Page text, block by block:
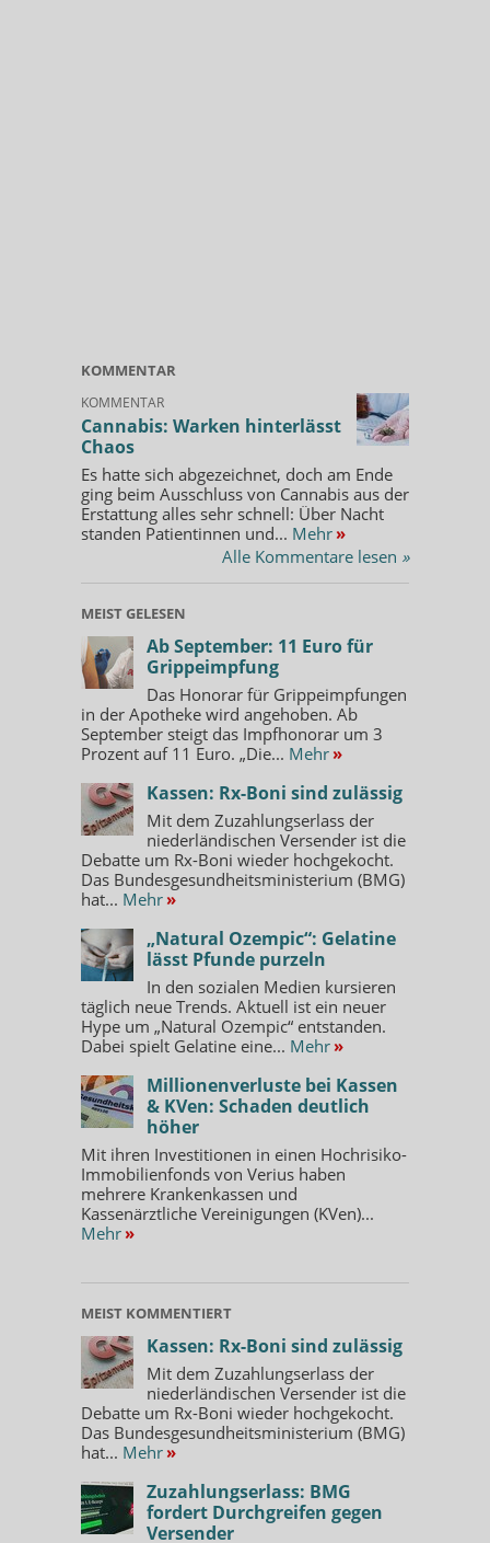
KOMMENTAR
KOMMENTAR
Cannabis: Warken hinterlässt
Chaos
Es hatte sich abgezeichnet, doch am Ende
ging beim Ausschluss von Cannabis aus der
Erstattung alles sehr schnell: Über Nacht
standen Patientinnen und... Mehr »
Alle Kommentare lesen »
MEIST GELESEN
Ab September: 11 Euro für
Grippeimpfung
Das Honorar für Grippeimpfungen
in der Apotheke wird angehoben. Ab
September steigt das Impfhonorar um 3
Prozent auf 11 Euro. „Die... Mehr »
Kassen: Rx-Boni sind zulässig
Mit dem Zuzahlungserlass der
niederländischen Versender ist die
Debatte um Rx-Boni wieder hochgekocht.
Das Bundesgesundheitsministerium (BMG)
hat... Mehr »
„Natural Ozempic“: Gelatine
lässt Pfunde purzeln
In den sozialen Medien kursieren
täglich neue Trends. Aktuell ist ein neuer
Hype um „Natural Ozempic“ entstanden.
Dabei spielt Gelatine eine... Mehr »
Millionenverluste bei Kassen
& KVen: Schaden deutlich
höher
Mit ihren Investitionen in einen Hochrisiko-
Immobilienfonds von Verius haben
mehrere Krankenkassen und
Kassenärztliche Vereinigungen (KVen)...
Mehr »
MEIST KOMMENTIERT
Kassen: Rx-Boni sind zulässig
Mit dem Zuzahlungserlass der
niederländischen Versender ist die
Debatte um Rx-Boni wieder hochgekocht.
Das Bundesgesundheitsministerium (BMG)
hat... Mehr »
Zuzahlungserlass: BMG
fordert Durchgreifen gegen
Versender